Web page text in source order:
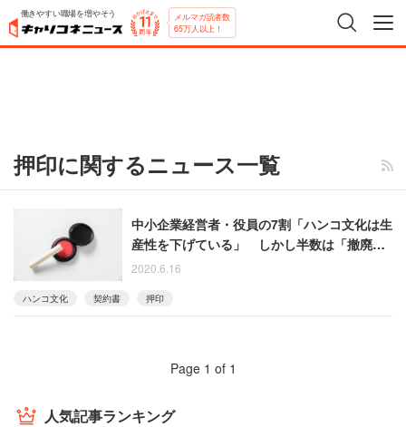
働きやすい職場を増やそう メルマガ読者数
65万人以上！
押印に関するニュース一覧
中小企業経営者・役員の7割「ハンコ文化は生
産性を下げている」 しかし半数は「撤廃す
ることが難しい」
2020.6.16
ハンコ文化 契約書 押印
Page 1 of 1
人気記事ランキング